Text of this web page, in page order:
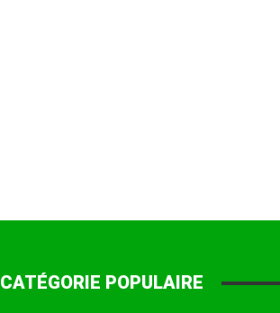
CATÉGORIE POPULAIRE